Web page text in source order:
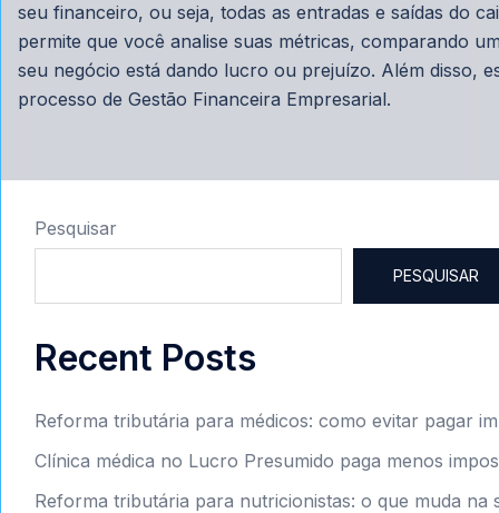
seu financeiro, ou seja, todas as entradas e saídas do
permite que você analise suas métricas, comparando
seu negócio está dando lucro ou prejuízo. Além disso,
processo de Gestão Financeira Empresarial.
Pesquisar
PESQUISAR
Recent Posts
Reforma tributária para médicos: como evitar pagar
Clínica médica no Lucro Presumido paga menos
Reforma tributária para nutricionistas: o que muda na